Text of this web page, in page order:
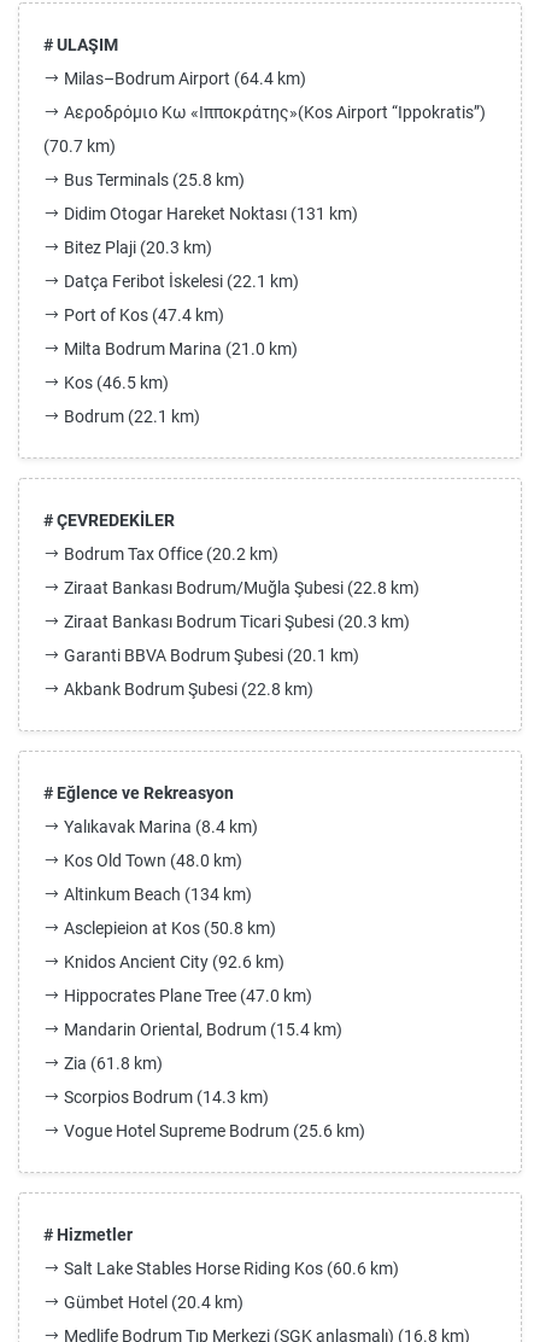
# ULAŞIM
Milas–Bodrum Airport (64.4 km)
Αεροδρόμιο Κω «Ιπποκράτης»(Kos Airport “Ippokratis”)
(70.7 km)
Bus Terminals (25.8 km)
Didim Otogar Hareket Noktası (131 km)
Bitez Plaji (20.3 km)
Datça Feribot İskelesi (22.1 km)
Port of Kos (47.4 km)
Milta Bodrum Marina (21.0 km)
Kos (46.5 km)
Bodrum (22.1 km)
# ÇEVREDEKİLER
Bodrum Tax Office (20.2 km)
Ziraat Bankası Bodrum/Muğla Şubesi (22.8 km)
Ziraat Bankası Bodrum Ticari Şubesi (20.3 km)
Garanti BBVA Bodrum Şubesi (20.1 km)
Akbank Bodrum Şubesi (22.8 km)
# Eğlence ve Rekreasyon
Yalıkavak Marina (8.4 km)
Kos Old Town (48.0 km)
Altinkum Beach (134 km)
Asclepieion at Kos (50.8 km)
Knidos Ancient City (92.6 km)
Hippocrates Plane Tree (47.0 km)
Mandarin Oriental, Bodrum (15.4 km)
Zia (61.8 km)
Scorpios Bodrum (14.3 km)
Vogue Hotel Supreme Bodrum (25.6 km)
# Hizmetler
Salt Lake Stables Horse Riding Kos (60.6 km)
Gümbet Hotel (20.4 km)
Medlife Bodrum Tıp Merkezi (SGK anlaşmalı) (16.8 km)